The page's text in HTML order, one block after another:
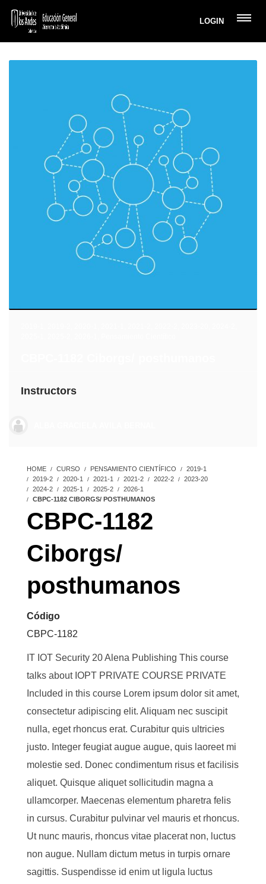
LOGIN
Instructors
HOME CURSO PENSAMIENTO CIENTÍFICO
2019-1
2019-2
2020-1 2021-1 2021-2 2022-2
2023-20
2024-2
2025-1 2025-2
2026-1
CBPC-1182 CIBORGS/ POSTHUMANOS
CBPC-1182
Ciborgs/
posthumanos
Código
CBPC-1182
IT IOT Security 20 Alena Publishing This course
talks about IOPT PRIVATE COURSE PRIVATE
Included in this course Lorem ipsum dolor sit amet,
consectetur adipiscing elit. Aliquam nec suscipit
nulla, eget rhoncus erat. Curabitur quis ultricies
justo. Integer feugiat augue augue, quis laoreet mi
molestie sed. Donec condimentum risus et facilisis
aliquet. Quisque aliquet sollicitudin magna a
ullamcorper. Maecenas elementum pharetra felis
in cursus. Curabitur pulvinar vel mauris et rhoncus.
Ut nunc mauris, rhoncus vitae placerat non, luctus
non augue. Nullam dictum metus in turpis ornare
sagittis. Suspendisse id enim ut ligula luctus